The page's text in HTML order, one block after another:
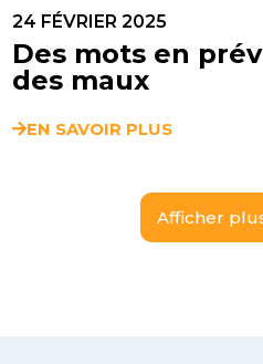
24 FÉVRIER 2025
Des mots en
des maux
EN SAVOIR PLUS
Afficher